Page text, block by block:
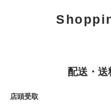
配送・送
店頭受取